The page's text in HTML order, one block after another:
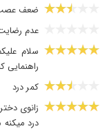
ضعف
عدم
سلام
کمر درد
زانوی
درد